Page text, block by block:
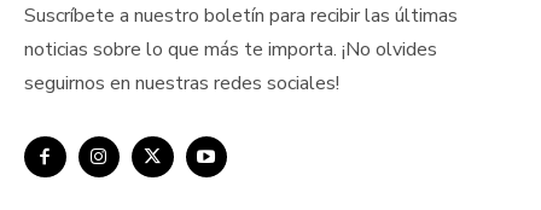
Suscríbete a nuestro boletín para recibir las últimas
noticias sobre lo que más te importa. ¡No olvides
seguirnos en nuestras redes sociales!